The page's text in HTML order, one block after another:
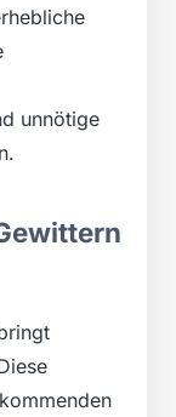
unnötige